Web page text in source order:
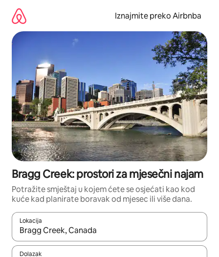
sadržaj
Iznajmite preko Airbnba
Bragg Creek: prostori za mjesečni najam
Potražite smještaj u kojem ćete se osjećati kao kod
kuće kad planirate boravak od mjesec ili više dana.
Lokacija
Kada budu dostupni rezultati, moći ćete ih pregledati
Dolazak